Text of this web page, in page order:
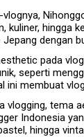
vlognya,
kuliner, hingga
Jepang dengan
pada
seperti
ini membuat
vlogging, tema
Indonesia
hingga